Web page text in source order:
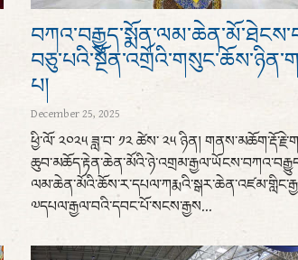
པ།
December 25, 2025
ཕྱི་ལོ་ ༢༠༢༥ ཟླ་བ་ ༡༢ ཚེས་ ༢༥ ཉིན།
༧དཔལ་རྒྱལ་བའི་དབང་པོ་སངས་རྒྱས...